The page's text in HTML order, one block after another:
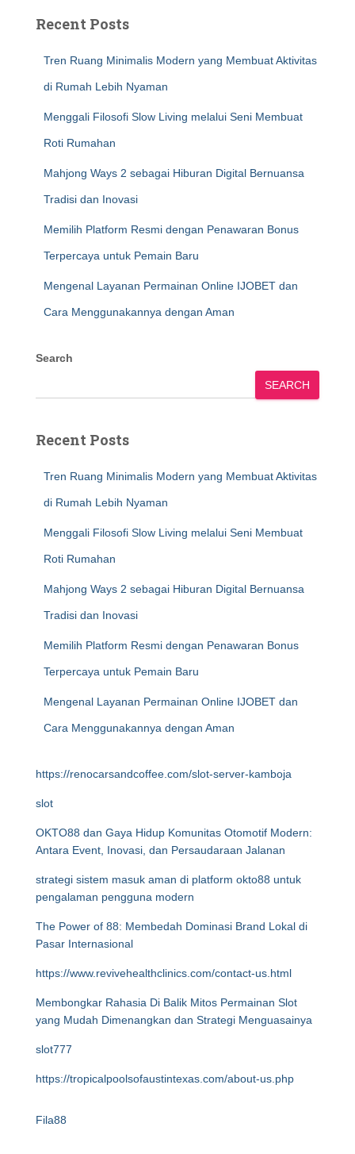
Recent Posts
Tren Ruang Minimalis Modern yang Membuat Aktivitas
di Rumah Lebih Nyaman
Menggali Filosofi Slow Living melalui Seni Membuat
Roti Rumahan
Mahjong Ways 2 sebagai Hiburan Digital Bernuansa
Tradisi dan Inovasi
Memilih Platform Resmi dengan Penawaran Bonus
Terpercaya untuk Pemain Baru
Mengenal Layanan Permainan Online IJOBET dan
Cara Menggunakannya dengan Aman
Search
SEARCH
Recent Posts
Tren Ruang Minimalis Modern yang Membuat Aktivitas
di Rumah Lebih Nyaman
Menggali Filosofi Slow Living melalui Seni Membuat
Roti Rumahan
Mahjong Ways 2 sebagai Hiburan Digital Bernuansa
Tradisi dan Inovasi
Memilih Platform Resmi dengan Penawaran Bonus
Terpercaya untuk Pemain Baru
Mengenal Layanan Permainan Online IJOBET dan
Cara Menggunakannya dengan Aman
https://renocarsandcoffee.com/slot-server-kamboja
slot
OKTO88 dan Gaya Hidup Komunitas Otomotif Modern:
Antara Event, Inovasi, dan Persaudaraan Jalanan
strategi sistem masuk aman di platform okto88 untuk
pengalaman pengguna modern
The Power of 88: Membedah Dominasi Brand Lokal di
Pasar Internasional
https://www.revivehealthclinics.com/contact-us.html
Membongkar Rahasia Di Balik Mitos Permainan Slot
yang Mudah Dimenangkan dan Strategi Menguasainya
slot777
https://tropicalpoolsofaustintexas.com/about-us.php
Fila88